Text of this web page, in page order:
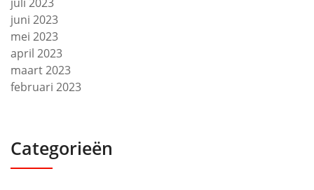
juni 2023
mei 2023
april 2023
maart 2023
februari 2023
Categorieën